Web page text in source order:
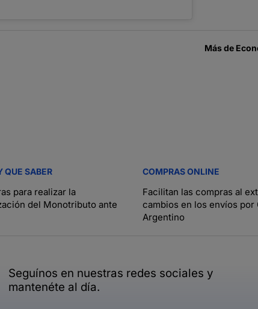
Más de
QUE SABER
para realizar la
del Monotributo ante
COMPRAS ONLINE
Facilitan las compras al
cambios en los envíos por
Argentino
Seguínos en nuestras redes sociales y
mantenéte al día.